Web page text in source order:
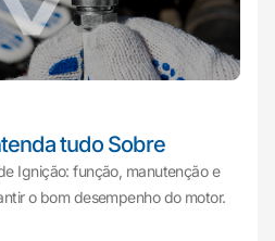
tudo Sobre
Ignição: função, manutenção e
o bom desempenho do motor.